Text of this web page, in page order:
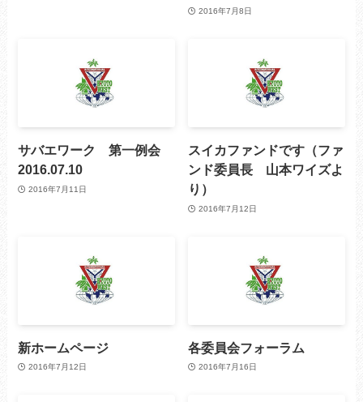
2016年7月8日
サバエワーク 第一例会
2016.07.10
2016年7月11日
スイカファンドです（ファ
ンド委員長 山本ワイズよ
り）
2016年7月12日
新ホームページ
2016年7月12日
各委員会フォーラム
2016年7月16日